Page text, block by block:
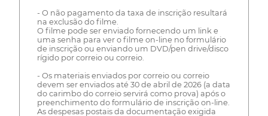
- O não pagamento da taxa de inscrição resultará
na exclusão do filme.
O filme pode ser enviado fornecendo um link e
uma senha para ver o filme on-line no formulário
de inscrição ou enviando um DVD/pen drive/disco
rígido por correio ou correio.
- Os materiais enviados por correio ou correio
devem ser enviados até 30 de abril de 2026 (a data
do carimbo do correio servirá como prova) após o
preenchimento do formulário de inscrição on-line.
As despesas postais da documentação exigida